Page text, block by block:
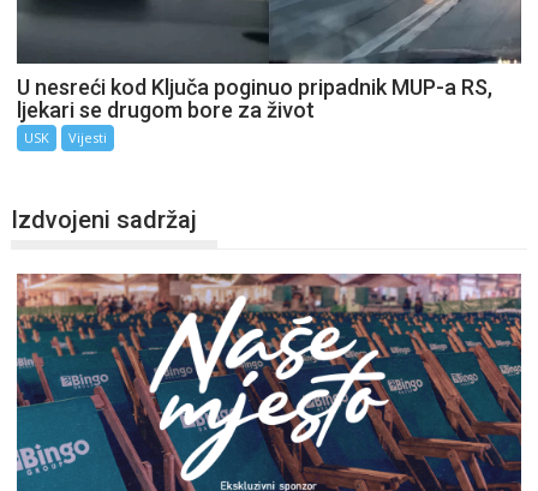
U nesreći kod Ključa poginuo pripadnik MUP-a RS,
ljekari se drugom bore za život
USK Vijesti
Izdvojeni sadržaj